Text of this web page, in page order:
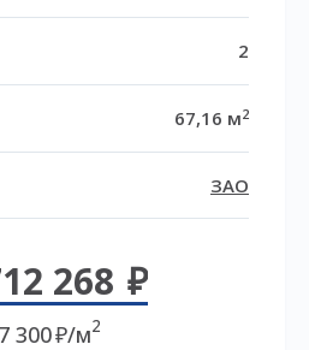
2
67,16 м2
ЗАО
268
300 /м2